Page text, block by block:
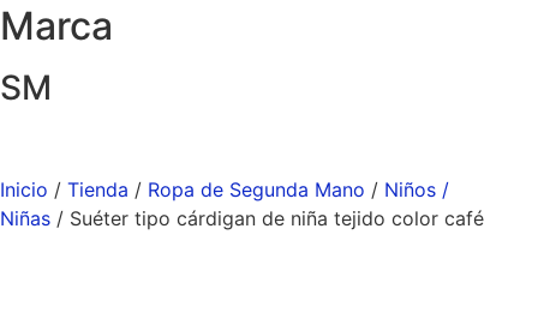
Marca
SM
Inicio / Tienda / Ropa de Segunda Mano / Niños /
Niñas / Suéter tipo cárdigan de niña tejido color café